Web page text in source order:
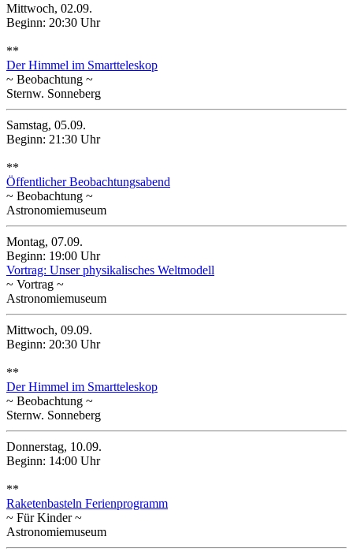
Mittwoch, 02.09.
Beginn: 20:30 Uhr
**
Der Himmel im Smartteleskop
~ Beobachtung ~
Sternw. Sonneberg
Samstag, 05.09.
Beginn: 21:30 Uhr
**
Öffentlicher Beobachtungsabend
~ Beobachtung ~
Astronomiemuseum
Montag, 07.09.
Beginn: 19:00 Uhr
Vortrag: Unser physikalisches Weltmodell
~ Vortrag ~
Astronomiemuseum
Mittwoch, 09.09.
Beginn: 20:30 Uhr
**
Der Himmel im Smartteleskop
~ Beobachtung ~
Sternw. Sonneberg
Donnerstag, 10.09.
Beginn: 14:00 Uhr
**
Raketenbasteln Ferienprogramm
~ Für Kinder ~
Astronomiemuseum